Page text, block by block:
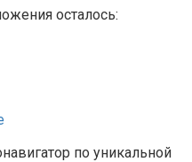
осталось:
по уникальной